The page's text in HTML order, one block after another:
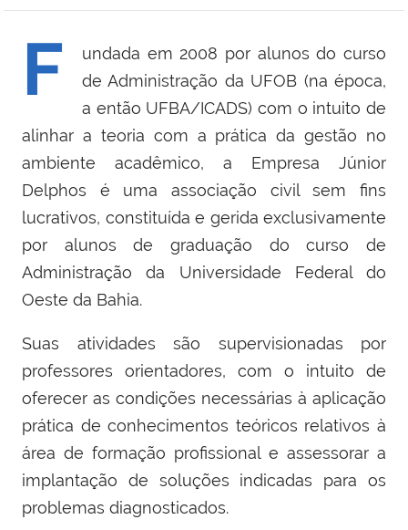
F
undada em 2008 por alunos do curso
de Administração da UFOB (na época,
a então UFBA/ICADS) com o intuito de
alinhar a teoria com a prática da gestão no
ambiente acadêmico, a Empresa Júnior
Delphos é uma associação civil sem fins
lucrativos, constituída e gerida exclusivamente
por alunos de graduação do curso de
Administração da Universidade Federal do
Oeste da Bahia.
Suas atividades são supervisionadas por
professores orientadores, com o intuito de
oferecer as condições necessárias à aplicação
prática de conhecimentos teóricos relativos à
área de formação profissional e assessorar a
implantação de soluções indicadas para os
problemas diagnosticados.